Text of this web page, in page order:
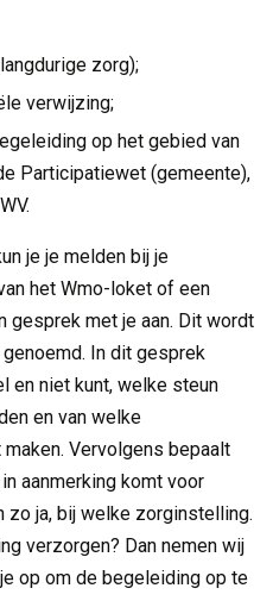
zorg);
verwijzing;
op het gebied van
Participatiewet (gemeente),
je je melden bij je
het Wmo-loket of een
gesprek met je aan. Dit wordt
In dit gesprek
en niet kunt, welke steun
en van welke
Vervolgens bepaalt
aanmerking komt voor
ja, bij welke zorginstelling.
verzorgen? Dan nemen wij
op om de begeleiding op te